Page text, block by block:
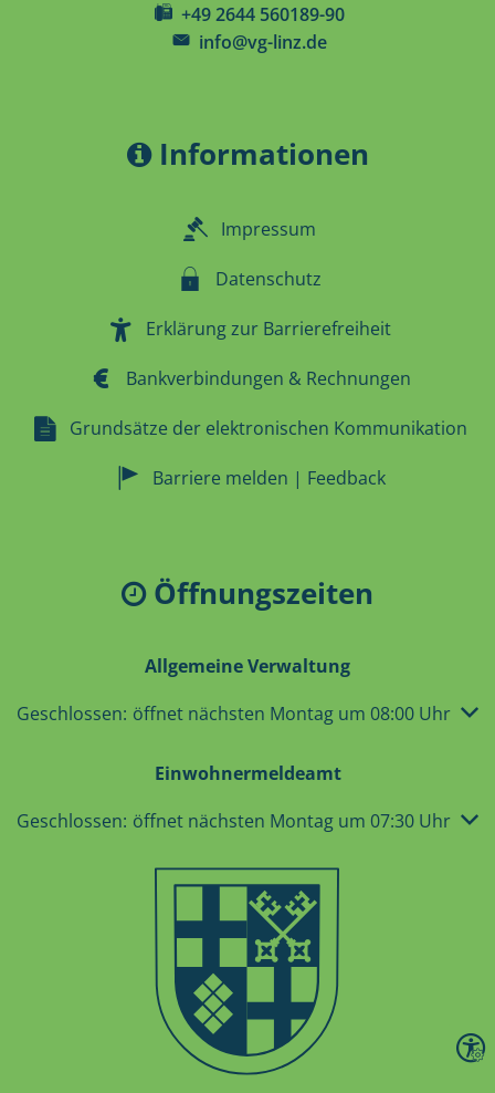
+49 2644 560189-90
info@vg-linz.de
Informationen
Impressum
Datenschutz
Erklärung zur Barrierefreiheit
Bankverbindungen & Rechnungen
Grundsätze der elektronischen Kommunikation
Barriere melden | Feedback
Öffnungszeiten
Allgemeine Verwaltung
Klicken, um weitere Öffnungs- oder Schließzeiten
Geschlossen: öffnet nächsten Montag um 08:00 Uhr
Einwohnermeldeamt
Klicken, um weitere Öffnungs- oder Schließzeiten
Geschlossen: öffnet nächsten Montag um 07:30 Uhr
Seite